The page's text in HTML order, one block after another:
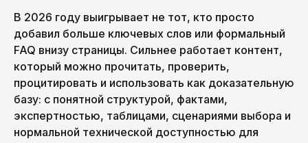
В 2026 году выигрывает не тот, кто просто
добавил больше ключевых слов или формальный
FAQ внизу страницы. Сильнее работает контент,
который можно прочитать, проверить,
процитировать и использовать как доказательную
базу: с понятной структурой, фактами,
экспертностью, таблицами, сценариями выбора и
нормальной технической доступностью для